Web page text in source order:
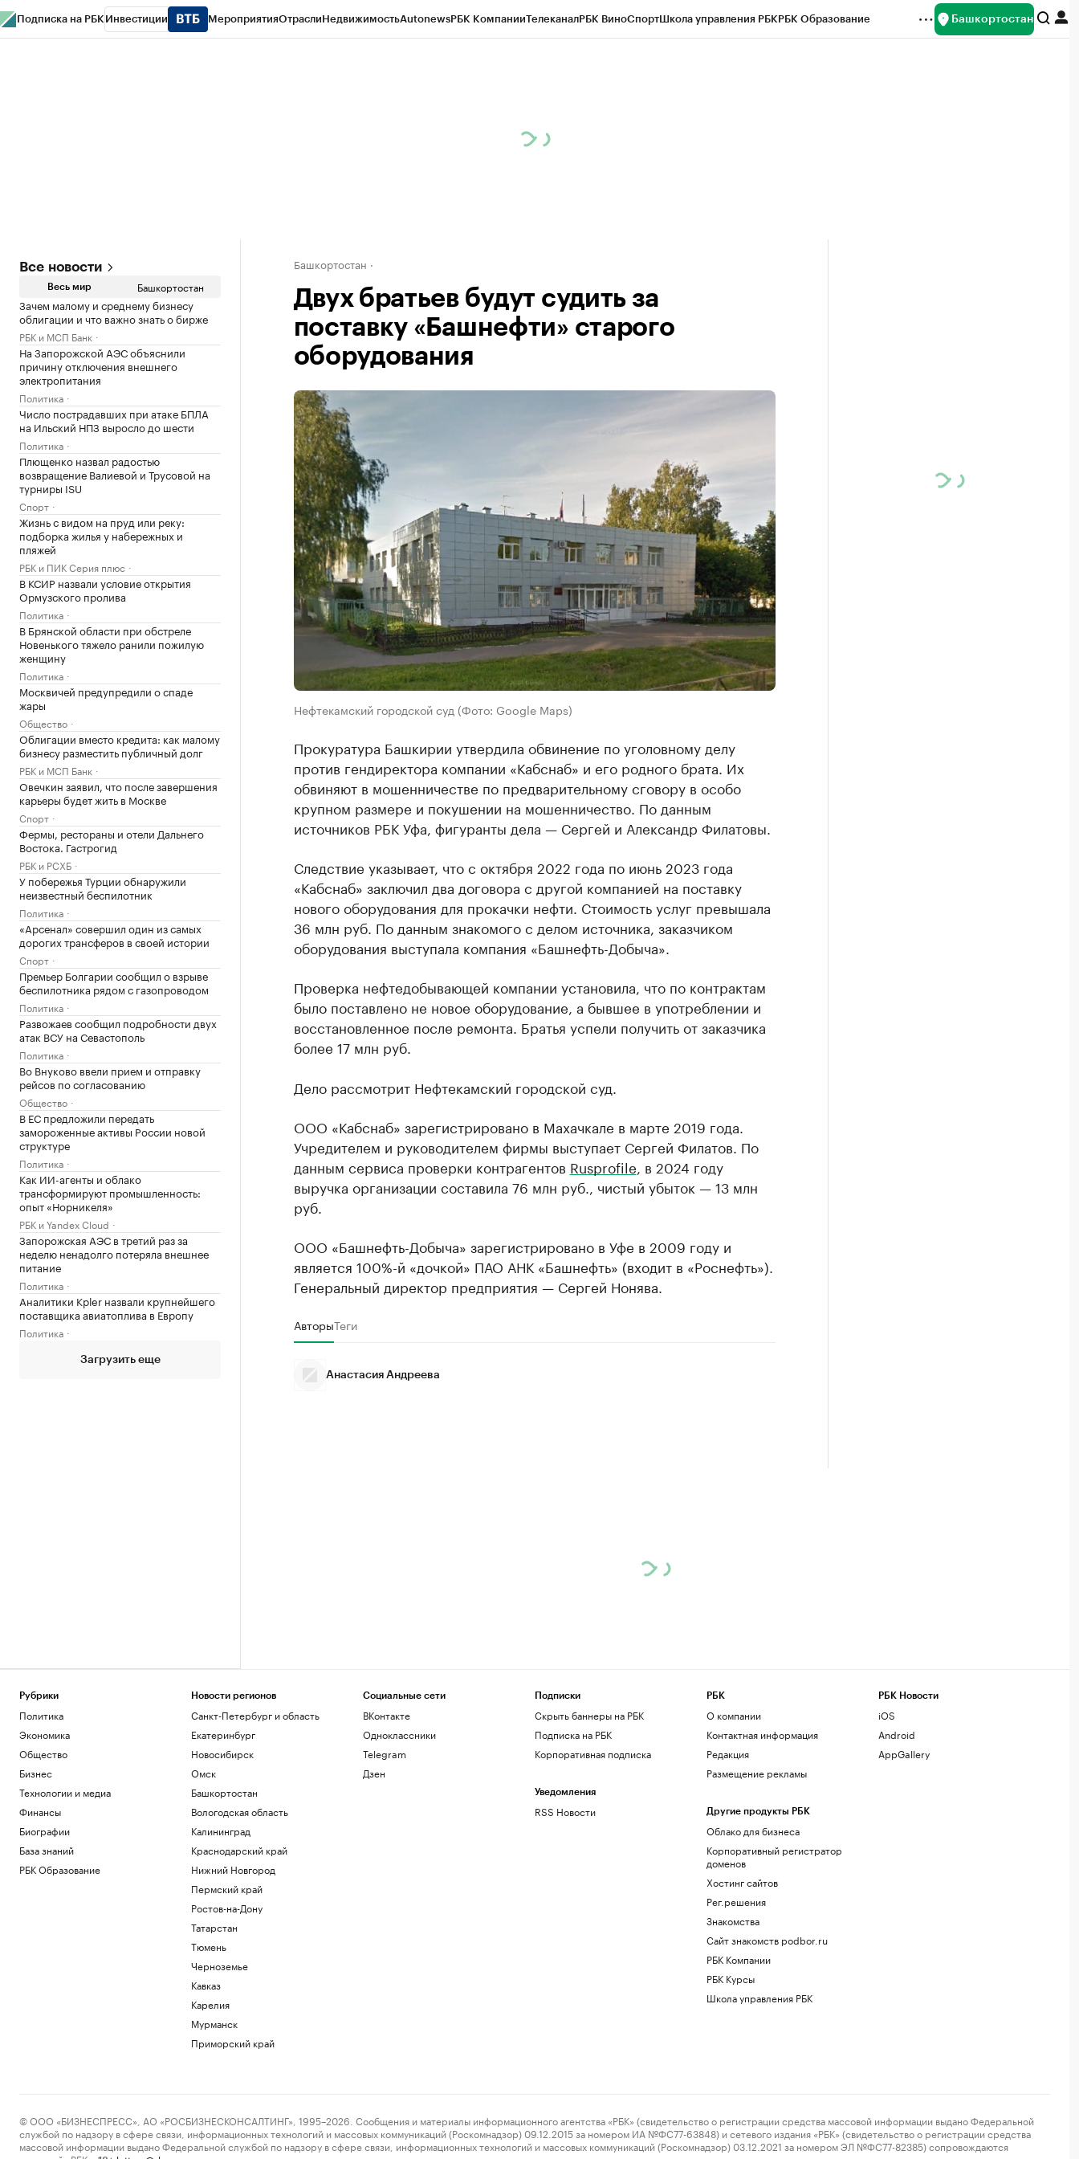
Подписка на РБК Инвестиции МероприятияОтраслиНедвижимостьAutonewsРБК КомпанииТелеканалРБК ВиноСпортШкола управления РБКРБК Образование Башкортостан
Все новости
Весь мир Башкортостан
Зачем малому и среднему бизнесу
облигации и что важно знать о бирже
РБК и МСП Банк
На Запорожской АЭС объяснили
причину отключения внешнего
электропитания
Политика
Число пострадавших при атаке БПЛА
на Ильский НПЗ выросло до шести
Политика
Плющенко назвал радостью
возвращение Валиевой и Трусовой на
турниры ISU
Спорт
Жизнь с видом на пруд или реку:
подборка жилья у набережных и
пляжей
РБК и ПИК Серия плюс
В КСИР назвали условие открытия
Ормузского пролива
Политика
В Брянской области при обстреле
Новенького тяжело ранили пожилую
женщину
Политика
Москвичей предупредили о спаде
жары
Общество
Облигации вместо кредита: как малому
бизнесу разместить публичный долг
РБК и МСП Банк
Овечкин заявил, что после завершения
карьеры будет жить в Москве
Спорт
Фермы, рестораны и отели Дальнего
Востока. Гастрогид
РБК и РСХБ
У побережья Турции обнаружили
неизвестный беспилотник
Политика
«Арсенал» совершил один из самых
дорогих трансферов в своей истории
Спорт
Премьер Болгарии сообщил о взрыве
беспилотника рядом с газопроводом
Политика
Развожаев сообщил подробности двух
атак ВСУ на Севастополь
Политика
Во Внуково ввели прием и отправку
рейсов по согласованию
Общество
В ЕС предложили передать
замороженные активы России новой
структуре
Политика
Как ИИ-агенты и облако
трансформируют промышленность:
опыт «Норникеля»
РБК и Yandex Cloud
Запорожская АЭС в третий раз за
неделю ненадолго потеряла внешнее
питание
Политика
Аналитики Kpler назвали крупнейшего
поставщика авиатоплива в Европу
Политика
Загрузить еще
Башкортостан
Двух братьев будут судить за
поставку «Башнефти» старого
оборудования
Нефтекамский городской суд (Фото: Google Maps)
Прокуратура Башкирии утвердила обвинение по уголовному делу
против гендиректора компании «Кабснаб» и его родного брата. Их
обвиняют в мошенничестве по предварительному сговору в особо
крупном размере и покушении на мошенничество. По данным
источников РБК Уфа, фигуранты дела — Сергей и Александр Филатовы.
Следствие указывает, что с октября 2022 года по июнь 2023 года
«Кабснаб» заключил два договора с другой компанией на поставку
нового оборудования для прокачки нефти. Стоимость услуг превышала
36 млн руб. По данным знакомого с делом источника, заказчиком
оборудования выступала компания «Башнефть-Добыча».
Проверка нефтедобывающей компании установила, что по контрактам
было поставлено не новое оборудование, а бывшее в употреблении и
восстановленное после ремонта. Братья успели получить от заказчика
более 17 млн руб.
Дело рассмотрит Нефтекамский городской суд.
ООО «Кабснаб» зарегистрировано в Махачкале в марте 2019 года.
Учредителем и руководителем фирмы выступает Сергей Филатов. По
данным сервиса проверки контрагентов Rusprofile , в 2024 году
выручка организации составила 76 млн руб., чистый убыток — 13 млн
руб.
ООО «Башнефть-Добыча» зарегистрировано в Уфе в 2009 году и
является 100%-й «дочкой» ПАО АНК «Башнефть» (входит в «Роснефть»).
Генеральный директор предприятия — Сергей Нонява.
АвторыТеги
Анастасия Андреева
Рубрики
Политика
Экономика
Общество
Бизнес
Технологии и медиа
Финансы
Биографии
База знаний
РБК Образование
Новости регионов
Санкт-Петербург и область
Екатеринбург
Новосибирск
Омск
Башкортостан
Вологодская область
Калининград
Краснодарский край
Нижний Новгород
Пермский край
Ростов-на-Дону
Татарстан
Тюмень
Черноземье
Кавказ
Карелия
Мурманск
Приморский край
Социальные сети
ВКонтакте
Одноклассники
Telegram
Дзен
Подписки
Скрыть баннеры на РБК
Подписка на РБК
Корпоративная подписка
Уведомления
RSS Новости
РБК
О компании
Контактная информация
Редакция
Размещение рекламы
Другие продукты РБК
Облако для бизнеса
Корпоративный регистратор
доменов
Хостинг сайтов
Рег.решения
Знакомства
Сайт знакомств podbor.ru
РБК Компании
РБК Курсы
Школа управления РБК
РБК Новости
iOS
Android
AppGallery
© ООО «БИЗНЕСПРЕСС», АО «РОСБИЗНЕСКОНСАЛТИНГ», 1995–2026. Сообщения и материалы информационного агентства «РБК» (свидетельство о регистрации средства массовой информации выдано Федеральной
службой по надзору в сфере связи, информационных технологий и массовых коммуникаций (Роскомнадзор) 09.12.2015 за номером ИА №ФС77-63848) и сетевого издания «РБК» (свидетельство о регистрации средства
массовой информации выдано Федеральной службой по надзору в сфере связи, информационных технологий и массовых коммуникаций (Роскомнадзор) 03.12.2021 за номером ЭЛ №ФС77-82385) сопровождаются